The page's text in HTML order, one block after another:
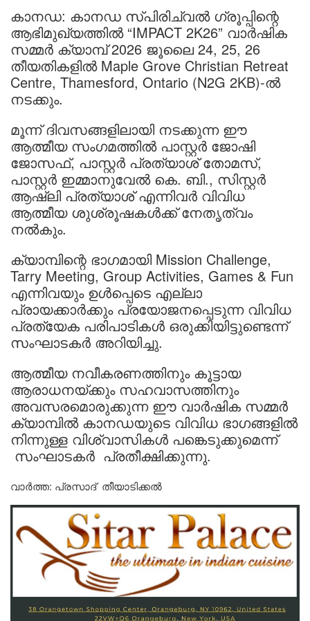
കാനഡ: കാനഡ സ്പിരിച്വൽ ഗ്രൂപ്പിന്റെ
ആഭിമുഖ്യത്തിൽ “IMPACT 2K26” വാർഷിക
സമ്മർ ക്യാമ്പ് 2026 ജൂലൈ 24, 25, 26
തീയതികളിൽ Maple Grove Christian Retreat
Centre, Thamesford, Ontario (N2G 2KB)-ൽ
നടക്കും.
മൂന്ന് ദിവസങ്ങളിലായി നടക്കുന്ന ഈ
ആത്മീയ സംഗമത്തിൽ പാസ്റ്റർ ജോഷി
ജോസഫ്, പാസ്റ്റർ പ്രത്യാശ് തോമസ്,
പാസ്റ്റർ ഇമ്മാനുവേൽ കെ. ബി., സിസ്റ്റർ
ആഷ്‌ലി പ്രത്യാശ് എന്നിവർ വിവിധ
ആത്മീയ ശുശ്രൂഷകൾക്ക് നേതൃത്വം
നൽകും.
ക്യാമ്പിന്റെ ഭാഗമായി Mission Challenge,
Tarry Meeting, Group Activities, Games & Fun
എന്നിവയും ഉൾപ്പെടെ എല്ലാ
പ്രായക്കാർക്കും പ്രയോജനപ്പെടുന്ന വിവിധ
പ്രത്യേക പരിപാടികൾ ഒരുക്കിയിട്ടുണ്ടെന്ന്
സംഘാടകർ അറിയിച്ചു.
ആത്മീയ നവീകരണത്തിനും കൂട്ടായ
ആരാധനയ്ക്കും സഹവാസത്തിനും
അവസരമൊരുക്കുന്ന ഈ വാർഷിക സമ്മർ
ക്യാമ്പിൽ കാനഡയുടെ വിവിധ ഭാഗങ്ങളിൽ
നിന്നുള്ള വിശ്വാസികൾ പങ്കെടുക്കുമെന്ന്
സംഘാടകർ പ്രതീക്ഷിക്കുന്നു.
വാർത്ത: പ്രസാദ് തീയാടിക്കൽ